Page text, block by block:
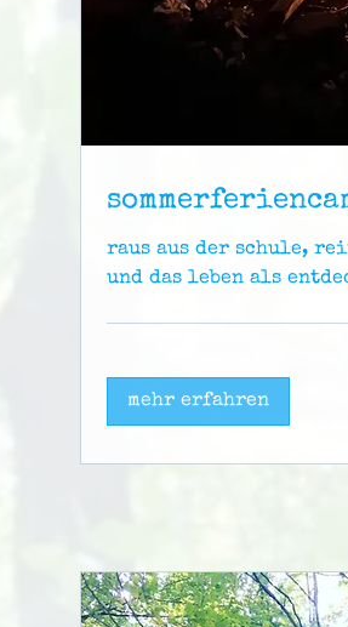
raus aus der schule,
und das leben als
mehr erfahren